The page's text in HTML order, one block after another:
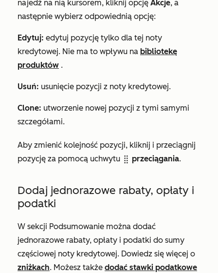
najedź na nią kursorem, kliknij opcję Akcje, a
następnie wybierz odpowiednią opcję:
Edytuj: edytuj pozycję tylko dla tej noty
kredytowej. Nie ma to wpływu na bibliotekę
produktów .
Usuń: usunięcie pozycji z noty kredytowej.
Clone: utworzenie nowej pozycji z tymi samymi
szczegółami.
Aby zmienić kolejność pozycji, kliknij i przeciągnij
pozycję za pomocą uchwytu dragHandle przeciągania.
Dodaj jednorazowe rabaty, opłaty i
podatki
W sekcji Podsumowanie można dodać
jednorazowe rabaty, opłaty i podatki do sumy
częściowej noty kredytowej. Dowiedz się więcej o
zniżkach. Możesz także dodać stawki podatkowe